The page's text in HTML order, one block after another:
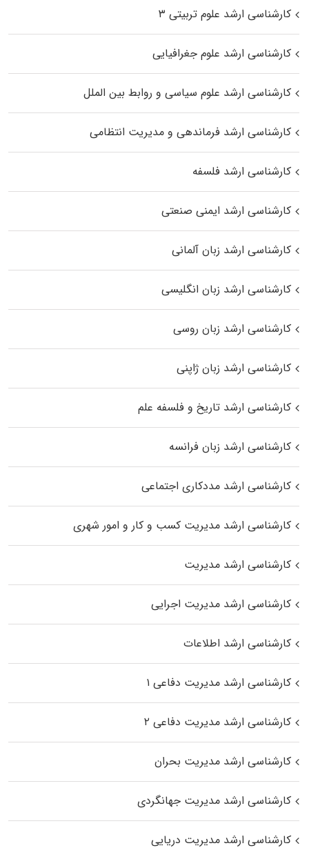
کارشناسی ارشد علوم تربیتی ۳
کارشناسی ارشد علوم جغرافیایی
کارشناسی ارشد علوم سیاسی و روابط بین الملل
کارشناسی ارشد فرماندهی و مدیریت انتظامی
کارشناسی ارشد فلسفه
کارشناسی ارشد ایمنی صنعتی
کارشناسی ارشد زبان آلمانی
کارشناسی ارشد زبان انگلیسی
کارشناسی ارشد زبان روسی
کارشناسی ارشد زبان ژاپنی
کارشناسی ارشد تاریخ و فلسفه علم
کارشناسی ارشد زبان فرانسه
کارشناسی ارشد مددکاری اجتماعی
کارشناسی ارشد مدیریت کسب و کار و امور شهری
کارشناسی ارشد مدیریت
کارشناسی ارشد مدیریت اجرایی
کارشناسی ارشد اطلاعات
کارشناسی ارشد مدیریت دفاعی ۱
کارشناسی ارشد مدیریت دفاعی ۲
کارشناسی ارشد مدیریت بحران
کارشناسی ارشد مدیریت جهانگردی
کارشناسی ارشد مدیریت دریایی